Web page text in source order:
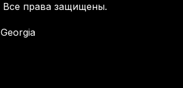
Все права защищены.
Georgia